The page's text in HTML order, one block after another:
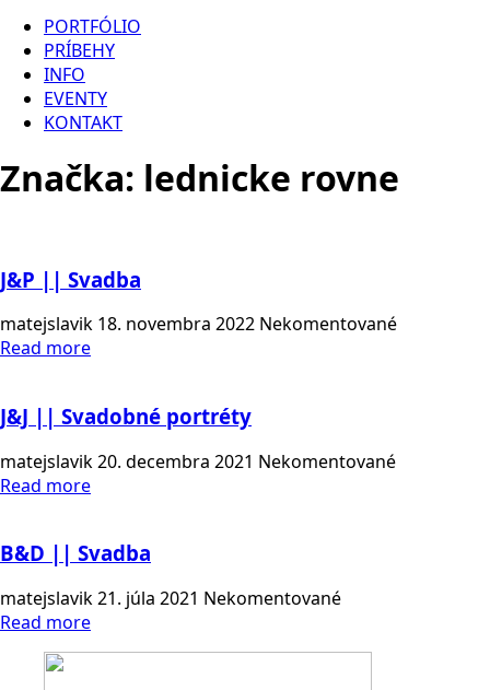
PORTFÓLIO
PRÍBEHY
INFO
EVENTY
KONTAKT
Značka: lednicke rovne
J&P || Svadba
matejslavik 18. novembra 2022 Nekomentované
Read more
J&J || Svadobné portréty
matejslavik20. decembra 2021 Nekomentované
Read more
B&D || Svadba
matejslavik21. júla 2021 Nekomentované
Read more